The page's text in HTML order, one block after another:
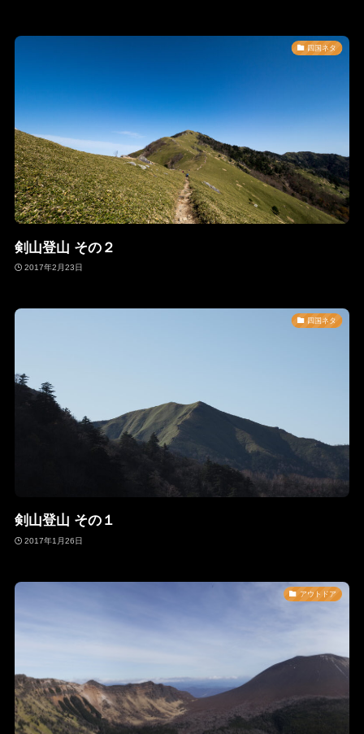
四国ネタ
剣山登山 その２
2017年2月23日
四国ネタ
剣山登山 その１
2017年1月26日
アウトドア